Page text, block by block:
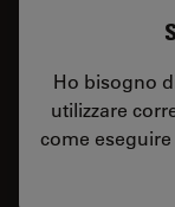
Ho bisogno
utilizzare
come